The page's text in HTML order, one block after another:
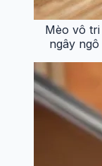
Mèo vô
ngây